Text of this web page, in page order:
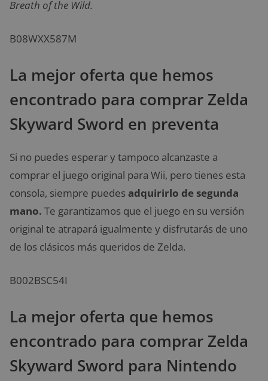
Breath of the Wild.
B08WXX587M
La mejor oferta que hemos
encontrado para comprar Zelda
Skyward Sword en preventa
Si no puedes esperar y tampoco alcanzaste a
comprar el juego original para Wii, pero tienes esta
consola, siempre puedes adquirirlo de segunda
mano. Te garantizamos que el juego en su versión
original te atrapará igualmente y disfrutarás de uno
de los clásicos más queridos de Zelda.
B002BSC54I
La mejor oferta que hemos
encontrado para comprar Zelda
Skyward Sword para Nintendo